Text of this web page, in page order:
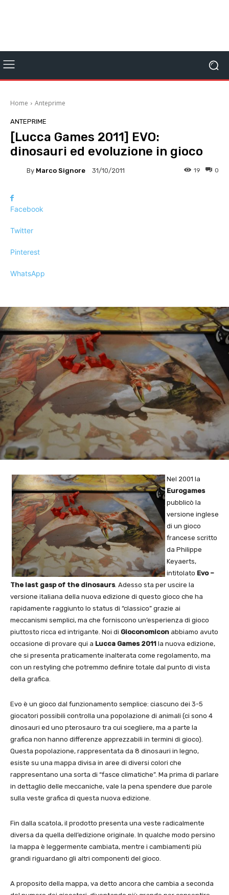
Home Anteprime
ANTEPRIME
[Lucca Games 2011] EVO:
dinosauri ed evoluzione in gioco
By Marco Signore 31/10/2011 0
19
Facebook
Twitter
Pinterest
WhatsApp
Nel 2001 la
Eurogames
pubblicò la
versione inglese
di un gioco
francese scritto
da Philippe
Keyaerts,
intitolato Evo –
The last gasp of the dinosaurs. Adesso sta per uscire la
versione italiana della nuova edizione di questo gioco che ha
rapidamente raggiunto lo status di “classico” grazie ai
meccanismi semplici, ma che forniscono un’esperienza di gioco
piuttosto ricca ed intrigante. Noi di Gioconomicon abbiamo avuto
occasione di provare qui a Lucca Games 2011 la nuova edizione,
che si presenta praticamente inalterata come regolamento, ma
con un restyling che potremmo definire totale dal punto di vista
della grafica.
Evo è un gioco dal funzionamento semplice: ciascuno dei 3-5
giocatori possibili controlla una popolazione di animali (ci sono 4
dinosauri ed uno pterosauro tra cui scegliere, ma a parte la
grafica non hanno differenze apprezzabili in termini di gioco).
Questa popolazione, rappresentata da 8 dinosauri in legno,
esiste su una mappa divisa in aree di diversi colori che
rappresentano una sorta di “fasce climatiche”. Ma prima di parlare
in dettaglio delle meccaniche, vale la pena spendere due parole
sulla veste grafica di questa nuova edizione.
Fin dalla scatola, il prodotto presenta una veste radicalmente
diversa da quella dell’edizione originale. In qualche modo persino
la mappa è leggermente cambiata, mentre i cambiamenti più
grandi riguardano gli altri componenti del gioco.
A proposito della mappa, va detto ancora che cambia a seconda